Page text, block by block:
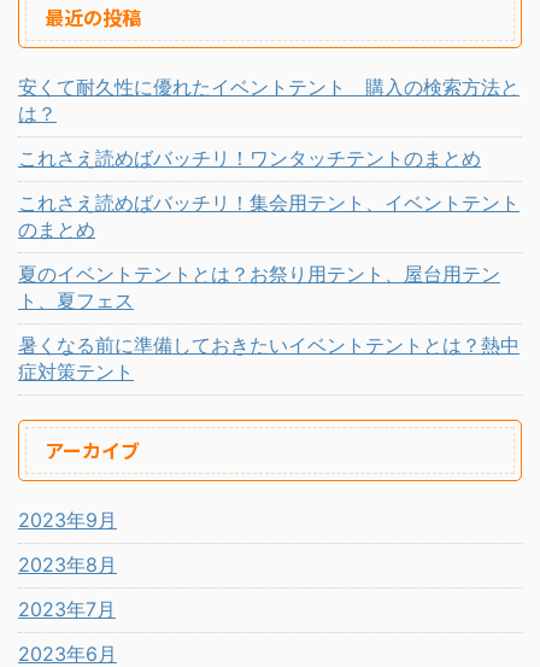
最近の投稿
安くて耐久性に優れたイベントテント 購入の検索方法と
は？
これさえ読めばバッチリ！ワンタッチテントのまとめ
これさえ読めばバッチリ！集会用テント、イベントテント
のまとめ
夏のイベントテントとは？お祭り用テント、屋台用テン
ト、夏フェス
暑くなる前に準備しておきたいイベントテントとは？熱中
症対策テント
アーカイブ
2023年9月
2023年8月
2023年7月
2023年6月